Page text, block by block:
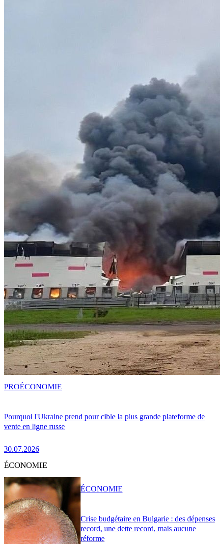
Pourquoi l'Ukraine prend pour cible la plus grande plateforme de
vente en ligne russe
30.07.2026
PROÉCONOMIE
ÉCONOMIE
Crise budgétaire en Bulgarie : des dépenses
record, une dette record, mais aucune
réforme
ÉCONOMIE